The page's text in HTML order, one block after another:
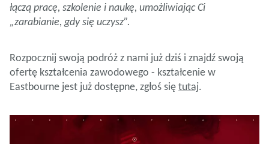
łączą pracę, szkolenie i naukę, umożliwiając Ci
„zarabianie, gdy się uczysz”.
Rozpocznij swoją podróż z nami już dziś i znajdź swoją
ofertę kształcenia zawodowego - kształcenie w
Eastbourne jest już dostępne, zgłoś siętutaj.